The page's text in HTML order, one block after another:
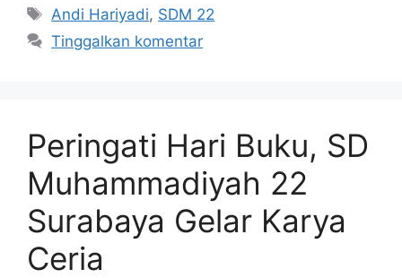
Tag
Andi Hariyadi, SDM 22
Tinggalkan komentar
Peringati Hari Buku, SD
Muhammadiyah 22
Surabaya Gelar Karya
Ceria